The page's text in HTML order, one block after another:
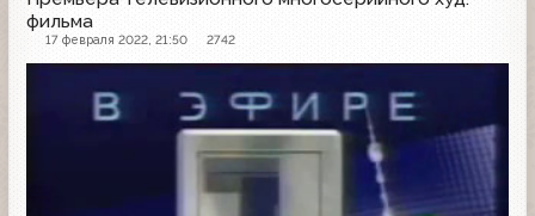
фильма
17 февраля 2022, 21:50 2742